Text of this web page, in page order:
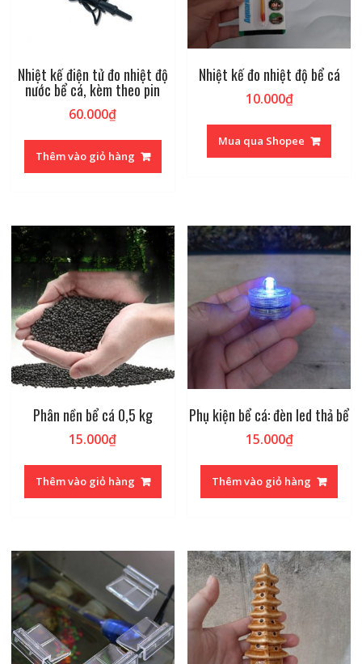
Nhiệt kế điện tử đo nhiệt độ
nước bể cá, kèm theo pin
60.000₫
Thêm vào giỏ hàng
Nhiệt kế đo nhiệt độ bể cá
10.000₫
Mua qua Shopee
Phân nền bể cá 0,5 kg
15.000₫
Thêm vào giỏ hàng
Phụ kiện bể cá: đèn led thả bể
15.000₫
Thêm vào giỏ hàng